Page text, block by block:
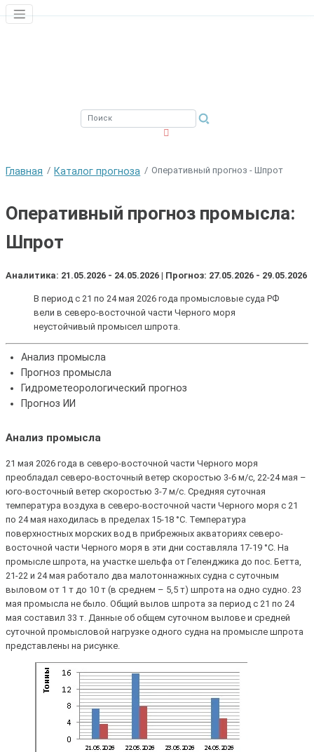
Главная Каталог прогноза Оперативный прогноз - Шпрот
Оперативный прогноз промысла:
Шпрот
Аналитика: 21.05.2026 - 24.05.2026 | Прогноз: 27.05.2026 - 29.05.2026
В период с 21 по 24 мая 2026 года промысловые суда РФ
вели в северо-восточной части Черного моря
неустойчивый промысел шпрота.
Анализ промысла
Прогноз промысла
Гидрометеорологический прогноз
Прогноз ИИ
Анализ промысла
21 мая 2026 года в северо-восточной части Черного моря
преобладал северо-восточный ветер скоростью 3-6 м/с, 22-24 мая –
юго-восточный ветер скоростью 3-7 м/с. Средняя суточная
температура воздуха в северо-восточной части Черного моря с 21
по 24 мая находилась в пределах 15-18 °С. Температура
поверхностных морских вод в прибрежных акваториях северо-
восточной части Черного моря в эти дни составляла 17-19 °С. На
промысле шпрота, на участке шельфа от Геленджика до пос. Бетта,
21-22 и 24 мая работало два малотоннажных судна с суточным
выловом от 1 т до 10 т (в среднем – 5,5 т) шпрота на одно судно. 23
мая промысла не было. Общий вылов шпрота за период с 21 по 24
мая составил 33 т. Данные об общем суточном вылове и средней
суточной промысловой нагрузке одного судна на промысле шпрота
представлены на рисунке.